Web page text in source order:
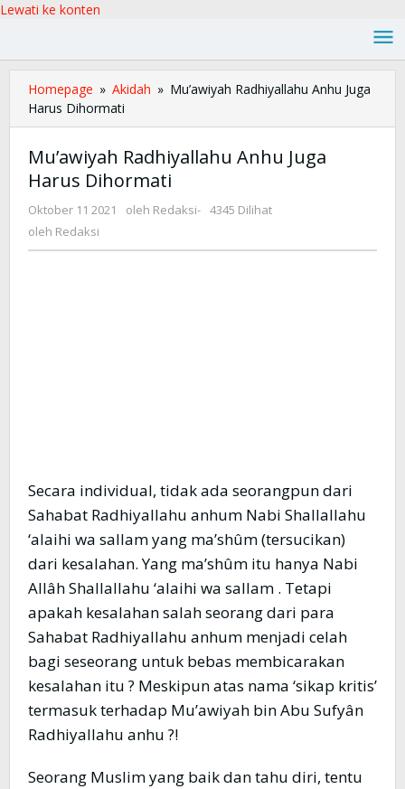
Lewati ke konten
Homepage » Akidah » Mu’awiyah Radhiyallahu Anhu Juga
Harus Dihormati
Mu’awiyah Radhiyallahu Anhu Juga
Harus Dihormati
Oktober 11 2021 oleh Redaksi- 4345 Dilihat
oleh Redaksi
Secara individual, tidak ada seorangpun dari
Sahabat Radhiyallahu anhum Nabi Shallallahu
‘alaihi wa sallam yang ma’shûm (tersucikan)
dari kesalahan. Yang ma’shûm itu hanya Nabi
Allâh Shallallahu ‘alaihi wa sallam . Tetapi
apakah kesalahan salah seorang dari para
Sahabat Radhiyallahu anhum menjadi celah
bagi seseorang untuk bebas membicarakan
kesalahan itu ? Meskipun atas nama ‘sikap kritis’
termasuk terhadap Mu’awiyah bin Abu Sufyân
Radhiyallahu anhu ?!
Seorang Muslim yang baik dan tahu diri, tentu